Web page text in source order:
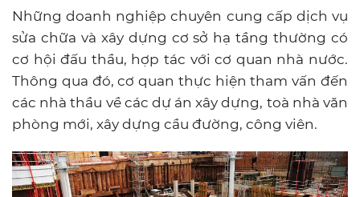
Những doanh nghiệp chuyên cung cấp dịch vụ
sửa chữa và xây dựng cơ sở hạ tầng thường có
cơ hội đấu thầu, hợp tác với cơ quan nhà nước.
Thông qua đó, cơ quan thực hiện tham vấn đến
các nhà thầu về các dự án xây dựng, toà nhà văn
phòng mới, xây dựng cầu đường, công viên.